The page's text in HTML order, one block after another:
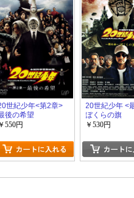
世紀少年<第2章>
後の希望
￥550円
20世紀少年 <
ぼくらの旗
￥530円